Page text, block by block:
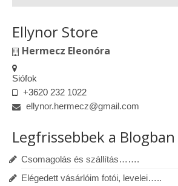
Ellynor Store
Hermecz Eleonóra
Siófok
+3620 232 1022
ellynor.hermecz@gmail.com
Legfrissebbek a Blogban
Csomagolás és szállítás…….
Elégedett vásárlóim fotói, levelei…..